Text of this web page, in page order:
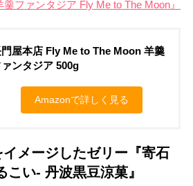
ファンタジア Fly Me to The Moon』
屋本店 Fly Me to The Moon 羊羹
ァンタジア 500g
Amazonで詳しく見る
メージしたゼリー『寄石
こい- 丹波黒豆涼菓』